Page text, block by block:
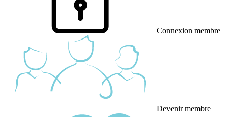
Connexion membre
Devenir membre